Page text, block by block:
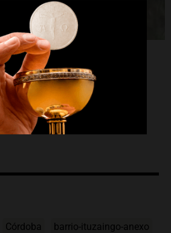
Manitta.
Córdoba barrio-ituzaingo-anexo